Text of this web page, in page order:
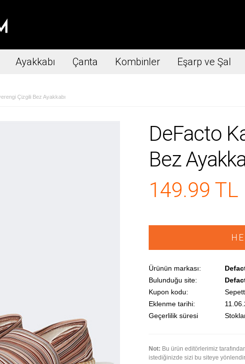
Ayakkabı Çanta Kombinler Eşarp ve Şal
Çizgili Bez Ayakkabı
DeFacto
Bez
149.99 TL
Ürünün markası:
Bulunduğu site:
Kupon kodu:
Eklenme tarihi:
Geçerlilik süresi
Not: Bu ürün editörlerimiz
istediğinizde sizi bu siteye